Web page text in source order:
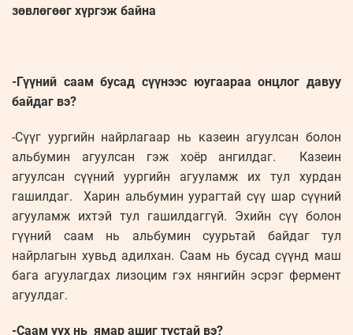
зөвлөгөөг хүргэж байна
-Гүүний саам бусад сүүнээс юугаараа онцлог давуу
байдаг вэ?
-Сүүг уургийн найрлагаар нь казеин агуулсан болон
альбумин агуулсан гэж хоёр ангилдаг. Казеин
агуулсан сүүний уургийн агууламж их тул хурдан
гашилдаг. Харин альбумин уурагтай сүү шар сүүний
агууламж ихтэй тул гашилдаггүй. Эхийн сүү болон
гүүний саам нь альбумин суурьтай байдаг тул
найрлагын хувьд адилхан. Саам нь бусад сүүнд маш
бага агуулагдах лизоцим гэх нянгийн эсрэг фермент
агуулдаг.
-Саам уух нь ямар ашиг тустай вэ?